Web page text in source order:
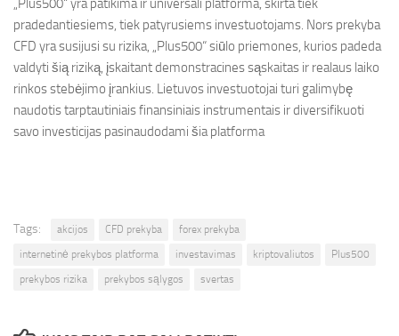
„Plus500“ yra patikima ir universali platforma, skirta tiek
pradedantiesiems, tiek patyrusiems investuotojams. Nors prekyba
CFD yra susijusi su rizika, „Plus500“ siūlo priemones, kurios padeda
valdyti šią riziką, įskaitant demonstracines sąskaitas ir realaus laiko
rinkos stebėjimo įrankius. Lietuvos investuotojai turi galimybę
naudotis tarptautiniais finansiniais instrumentais ir diversifikuoti
savo investicijas pasinaudodami šia platforma
Tags: akcijos CFD prekyba
forex prekyba
internetinė prekybos platforma
investavimas kriptovaliutos
Plus500
prekybos rizika
prekybos sąlygos svertas